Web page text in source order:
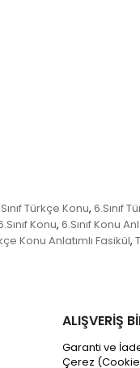
Türkçe Konu, 6.Sınıf
Konu, 6.Sınıf Konu
Konu Anlatımlı Fasikül,
ALIŞVERİŞ
Garanti ve
Çerez